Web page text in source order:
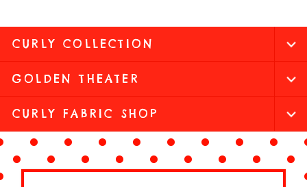
CURLY COLLECTION
GOLDEN THEATER
CURLY FABRIC SHOP